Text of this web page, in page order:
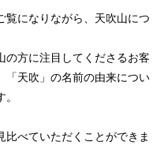
覧になりながら、天吹山につ
の方に注目してくださるお客
「天吹」の名前の由来につい
べていただくことができま